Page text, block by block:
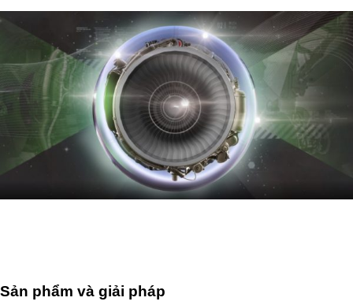
Sản phẩm và giải pháp